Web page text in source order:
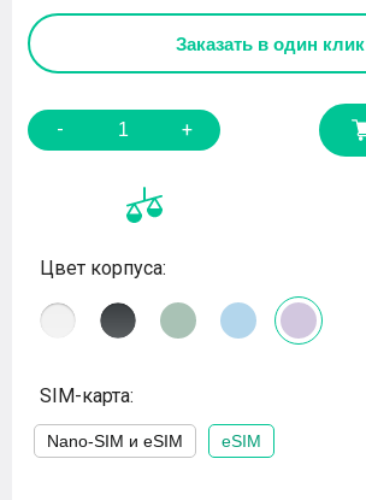
Заказать в один клик
- +
Цвет корпуса:
SIM-карта:
Nano-SIM и eSIM eSIM